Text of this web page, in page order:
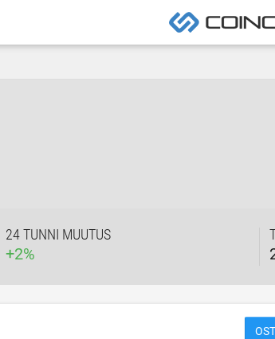
24 TUNNI MUUTUS
+2%